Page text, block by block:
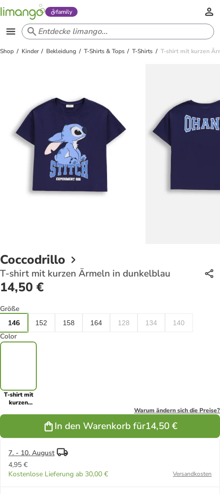
family
Shop Kinder Bekleidung T-Shirts & Tops T-Shirts T-shirt mit kurzen
Coccodrillo
T-shirt mit kurzen Ärmeln in dunkelblau
14,50 €
Größe
146 152 158 164 128 134 140
Color
T-shirt mit
kurzen
Warum ändern sich die Preise?
In den Warenkorb für14,50 €
7. - 10. August
4,95 €
Kostenlose Lieferung ab 30,00 €
Versandkosten